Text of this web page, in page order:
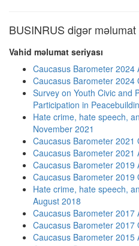
BUSINRUS digər məlumat
Vahid məlumat seriyası
Caucasus Barometer 2024
Caucasus Barometer 2024
Survey on Youth Civic and
Participation in
Hate crime, hate speech,
November 2021
Caucasus Barometer 2021
Caucasus Barometer 2021
Caucasus Barometer 2019
Caucasus Barometer 2019
Hate crime, hate speech,
August 2018
Caucasus Barometer 2017
Caucasus Barometer 2017
Caucasus Barometer 2015